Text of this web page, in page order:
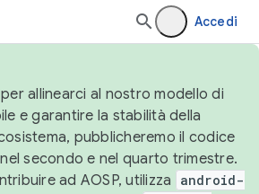
Accedi
allinearci al nostro modello di
e garantire la stabilità della
pubblicheremo il codice
secondo e nel quarto trimestre.
ad AOSP, utilizza
android-